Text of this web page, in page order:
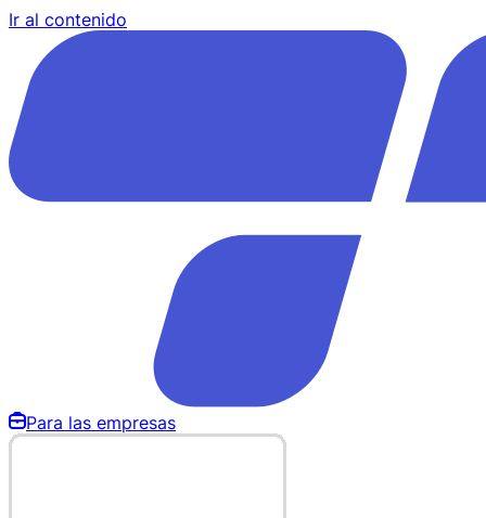
Ir al contenido
Para las empresas